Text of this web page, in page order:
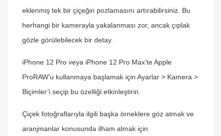
eklenmiş tek bir çiçeğin pozlamasını artırabilirsiniz. Bu
herhangi bir kamerayla yakalanması zor, ancak çıplak
gözle görülebilecek bir detay.
iPhone 12 Pro veya iPhone 12 Pro Max’te Apple
ProRAW’u kullanmaya başlamak için Ayarlar > Kamera >
Biçimler’i seçip bu özelliği etkinleştirin.
Çiçek fotoğraflarıyla ilgili başka örneklere göz atmak ve
aranjmanlar konusunda ilham almak için